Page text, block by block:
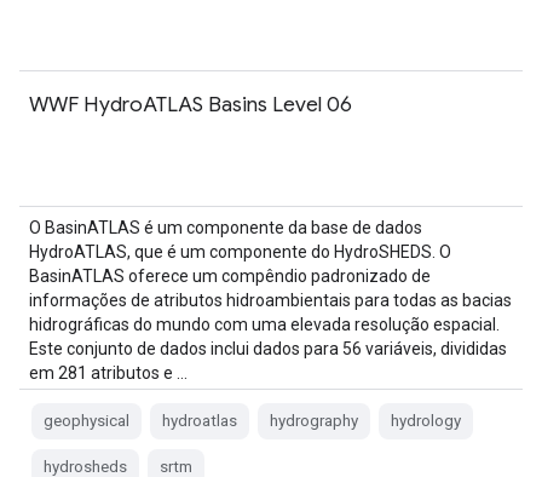
WWF HydroATLAS Basins Level 06
O BasinATLAS é um componente da base de dados
HydroATLAS, que é um componente do HydroSHEDS. O
BasinATLAS oferece um compêndio padronizado de
informações de atributos hidroambientais para todas as bacias
hidrográficas do mundo com uma elevada resolução espacial.
Este conjunto de dados inclui dados para 56 variáveis, divididas
em 281 atributos e …
geophysical hydroatlas hydrography hydrology
hydrosheds srtm